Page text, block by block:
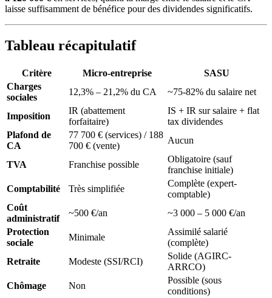
laisse suffisamment de bénéfice pour des dividendes significatifs.
Tableau récapitulatif
Critère Micro-entreprise
SASU
Charges
sociales
12,3% – 21,2% du CA ~75-82% du salaire net
Imposition
IR (abattement
forfaitaire)
IS + IR sur salaire + flat
tax dividendes
Plafond de
CA
77 700 € (services) / 188
700 € (vente)
Aucun
TVA Franchise possible
Obligatoire (sauf
franchise initiale)
Comptabilité
Très simplifiée
Complète (expert-
comptable)
Coût
administratif
~500 €/an
~3 000 – 5 000 €/an
Protection
sociale
Minimale
Assimilé salarié
(complète)
Retraite
Modeste (SSI/RCI)
Solide (AGIRC-
ARRCO)
Chômage
Non
Possible (sous
conditions)